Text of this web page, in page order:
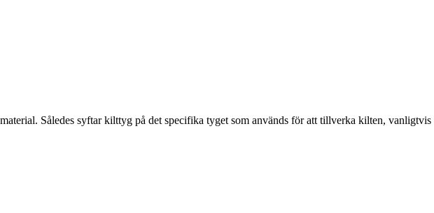
Således syftar kilttyg på det specifika tyget som används för att tillverka kilten, vanligtvis